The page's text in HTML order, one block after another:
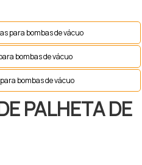
para bombas de vácuo
bombas de vácuo
bombas de vácuo
PALHETA DE